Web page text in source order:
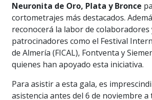
Neuronita de Oro, Plata y Bronce
cortometrajes más destacados.
reconocerá la labor de colaboradores
patrocinadores como el Festival
de Almería (FICAL), Fontventa y
quienes han apoyado esta iniciativa.
Para asistir a esta gala, es
asistencia antes del 6 de noviembre a